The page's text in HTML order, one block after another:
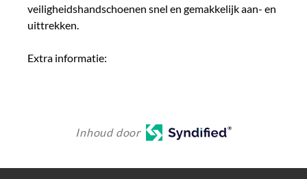
veiligheidshandschoenen snel en gemakkelijk aan- en
uittrekken.
Extra informatie:
Inhoud door